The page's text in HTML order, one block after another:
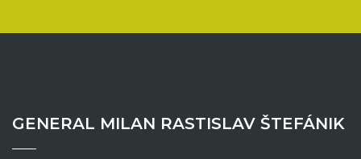
GENERAL MILAN RASTISLAV ŠTEFÁNIK